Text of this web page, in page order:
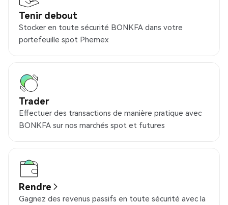
Tenir debout
Stocker en toute sécurité BONKFA dans votre
portefeuille spot Phemex
Trader
Effectuer des transactions de manière pratique avec
BONKFA sur nos marchés spot et futures
Rendre
Gagnez des revenus passifs en toute sécurité avec la